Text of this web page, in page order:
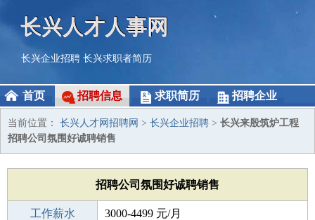
长兴人才人事网
长兴企业招聘 长兴求职者简历
首页 招聘信息 求职简历 招聘企业
当前位置： 长兴人才网招聘网 > 长兴企业招聘 > 长兴来殷筑炉工程
招聘公司氛围好诚聘销售
招聘公司氛围好诚聘销售
工作薪水 3000-4499 元/月